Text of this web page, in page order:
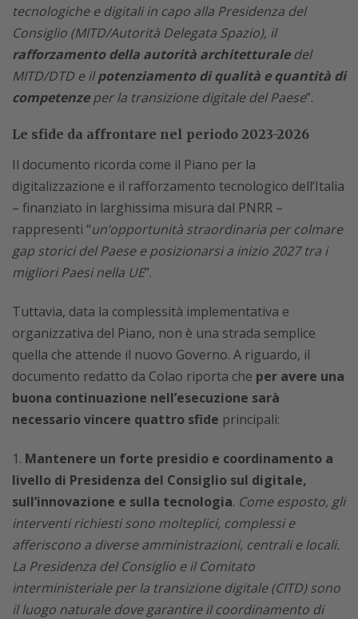
tecnologiche e digitali in capo alla Presidenza del
Consiglio (MITD/Autorità Delegata Spazio), il
rafforzamento della autorità architetturaledel
MITD/DTD e ilpotenziamento di qualità e quantità di
competenzeper la transizione digitale del Paese”.
Le sfide da affrontare nel periodo 2023-2026
Il documento ricorda come il Piano per la
digitalizzazione e il rafforzamento tecnologico dell’Italia
– finanziato in larghissima misura dal PNRR –
rappresenti “un’opportunità straordinaria per colmare
gap storici del Paese e posizionarsi a inizio 2027 tra i
migliori Paesi nella UE”.
Tuttavia, data la complessità implementativa e
organizzativa del Piano, non è una strada semplice
quella che attende il nuovo Governo. A riguardo, il
documento redatto da Colao riporta che per avere una
buona continuazione nell’esecuzione sarà
necessario vincere quattro sfide principali:
Mantenere un forte presidio e coordinamento a
livello di Presidenza del Consiglio sul digitale,
sull’innovazione e sulla tecnologia. Come esposto, gli
interventi richiesti sono molteplici, complessi e
afferiscono a diverse amministrazioni, centrali e locali.
La Presidenza del Consiglio e ilComitato
interministeriale per la transizione digitale(CITD) sono
il luogo naturale dove garantire il coordinamento di